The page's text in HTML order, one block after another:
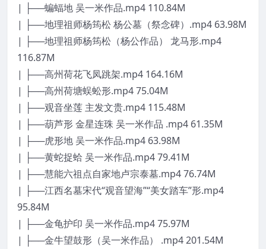
| ├──蝙蝠地 吴一米作品.mp4 110.84M
| ├──地理祖师杨筠松 杨公墓（祭念碑）.mp4 63.98M
| ├──地理祖师杨筠松（杨公作品） 龙马形.mp4
116.87M
| ├──高州荷花飞凤跳架.mp4 164.16M
| ├──高州荷塘蜈蚣形.mp4 75.04M
| ├──观音坐莲 主发文贵.mp4 115.48M
| ├──葫芦形 金星连珠 吴一米作品 .mp4 61.35M
| ├──虎形地 吴一米作品.mp4 63.98M
| ├──黄蛇捉蛤 吴一米作品.mp4 79.41M
| ├──慧能六祖点自家地卢宗泰墓.mp4 76.74M
| ├──江西名墓宋代“观音望海”“美女踏车”形.mp4
95.84M
| ├──金龟护印 吴一米作品.mp4 75.97M
| ├──金牛望鼓形（吴一米作品） .mp4 201.54M